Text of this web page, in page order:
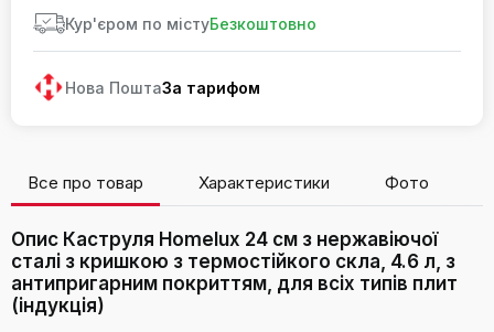
Кур'єром по містуБезкоштовно
Нова ПоштаЗа тарифом
Все про товар Характеристики Фото
Опис Каструля Homelux 24 см з нержавіючої
сталі з кришкою з термостійкого скла, 4.6 л, з
антипригарним покриттям, для всіх типів плит
(індукція)